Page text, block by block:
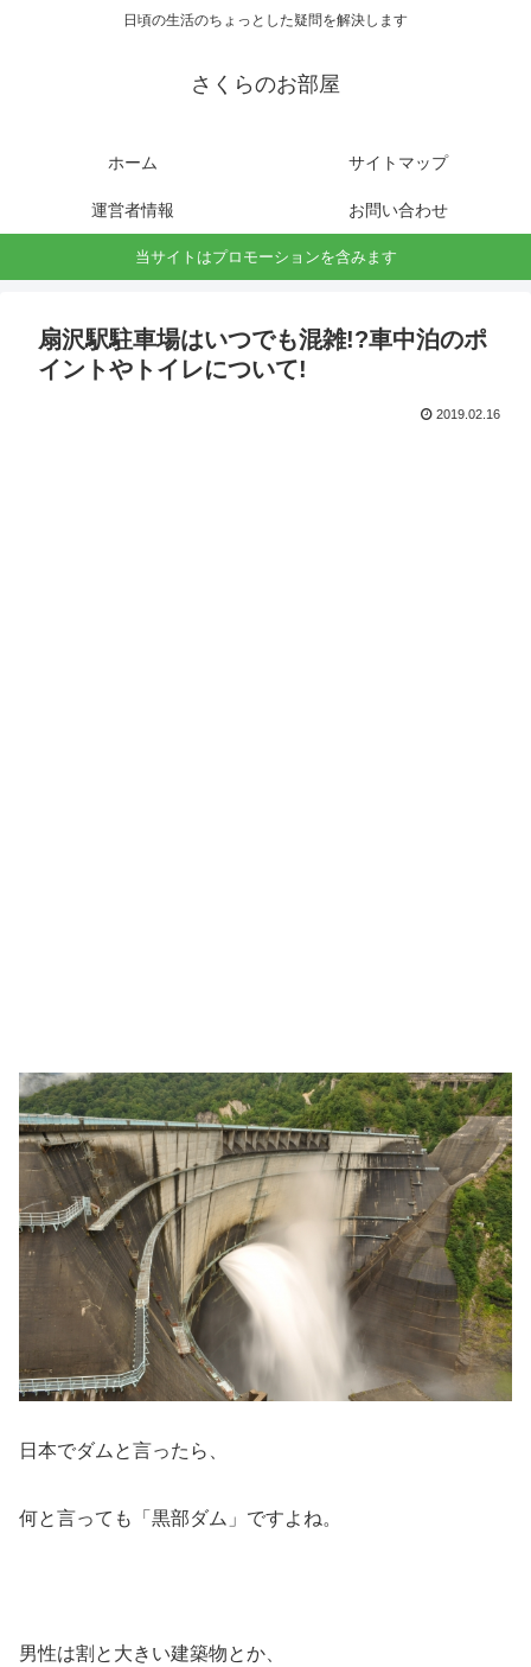
日頃の生活のちょっとした疑問を解決します
さくらのお部屋
ホーム サイトマップ
運営者情報 お問い合わせ
当サイトはプロモーションを含みます
扇沢駅駐車場はいつでも混雑!?車中泊のポ
イントやトイレについて!
2019.02.16
日本でダムと言ったら、
何と言っても「黒部ダム」ですよね。
男性は割と大きい建築物とか、